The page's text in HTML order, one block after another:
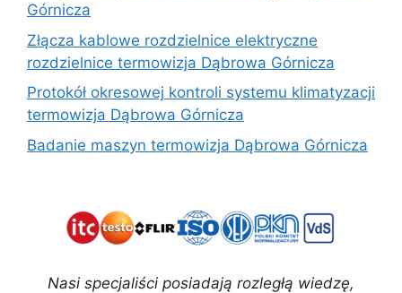
Górnicza
Złącza kablowe rozdzielnice elektryczne
rozdzielnice termowizja Dąbrowa Górnicza
Protokół okresowej kontroli systemu klimatyzacji
termowizja Dąbrowa Górnicza
Badanie maszyn termowizja Dąbrowa Górnicza
Nasi specjaliści posiadają rozległą wiedzę,